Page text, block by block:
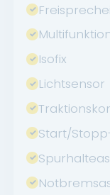
Isofix
Lichtsensor
Start/